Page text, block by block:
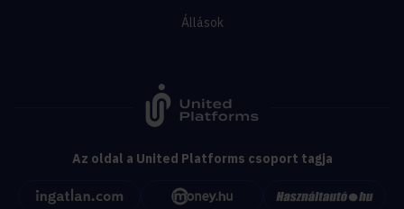
Állások
Az oldal a United Platforms csoport tagja